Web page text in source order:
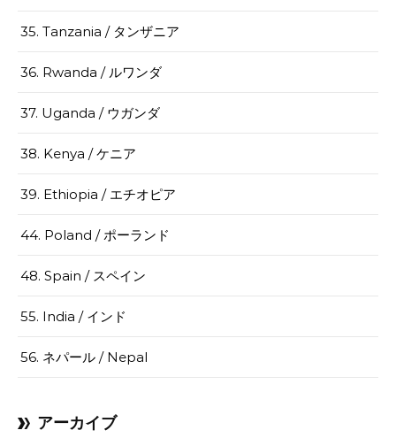
35. Tanzania / タンザニア
36. Rwanda / ルワンダ
37. Uganda / ウガンダ
38. Kenya / ケニア
39. Ethiopia / エチオピア
44. Poland / ポーランド
48. Spain / スペイン
55. India / インド
56. ネパール / Nepal
アーカイブ